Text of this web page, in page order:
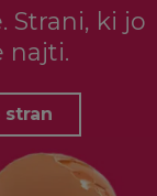
Strani, ki jo
najti.
stran